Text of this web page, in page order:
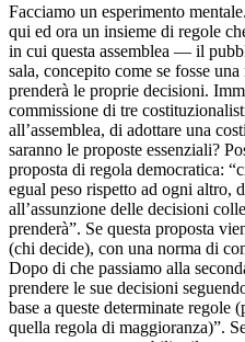
Facciamo un esperimento
qui ed ora un insieme di regole
in cui questa assemblea — il
sala, concepito come se fosse
prenderà le proprie decisioni.
commissione di tre
all’assemblea, di adottare una
saranno le proposte essenziali?
proposta di regola democratica:
egual peso rispetto ad ogni altro,
all’assunzione delle decisioni
prenderà”. Se questa proposta
(chi decide), con una norma di
Dopo di che passiamo alla
prendere le sue decisioni
base a queste determinate regole
quella regola di maggioranza)”.